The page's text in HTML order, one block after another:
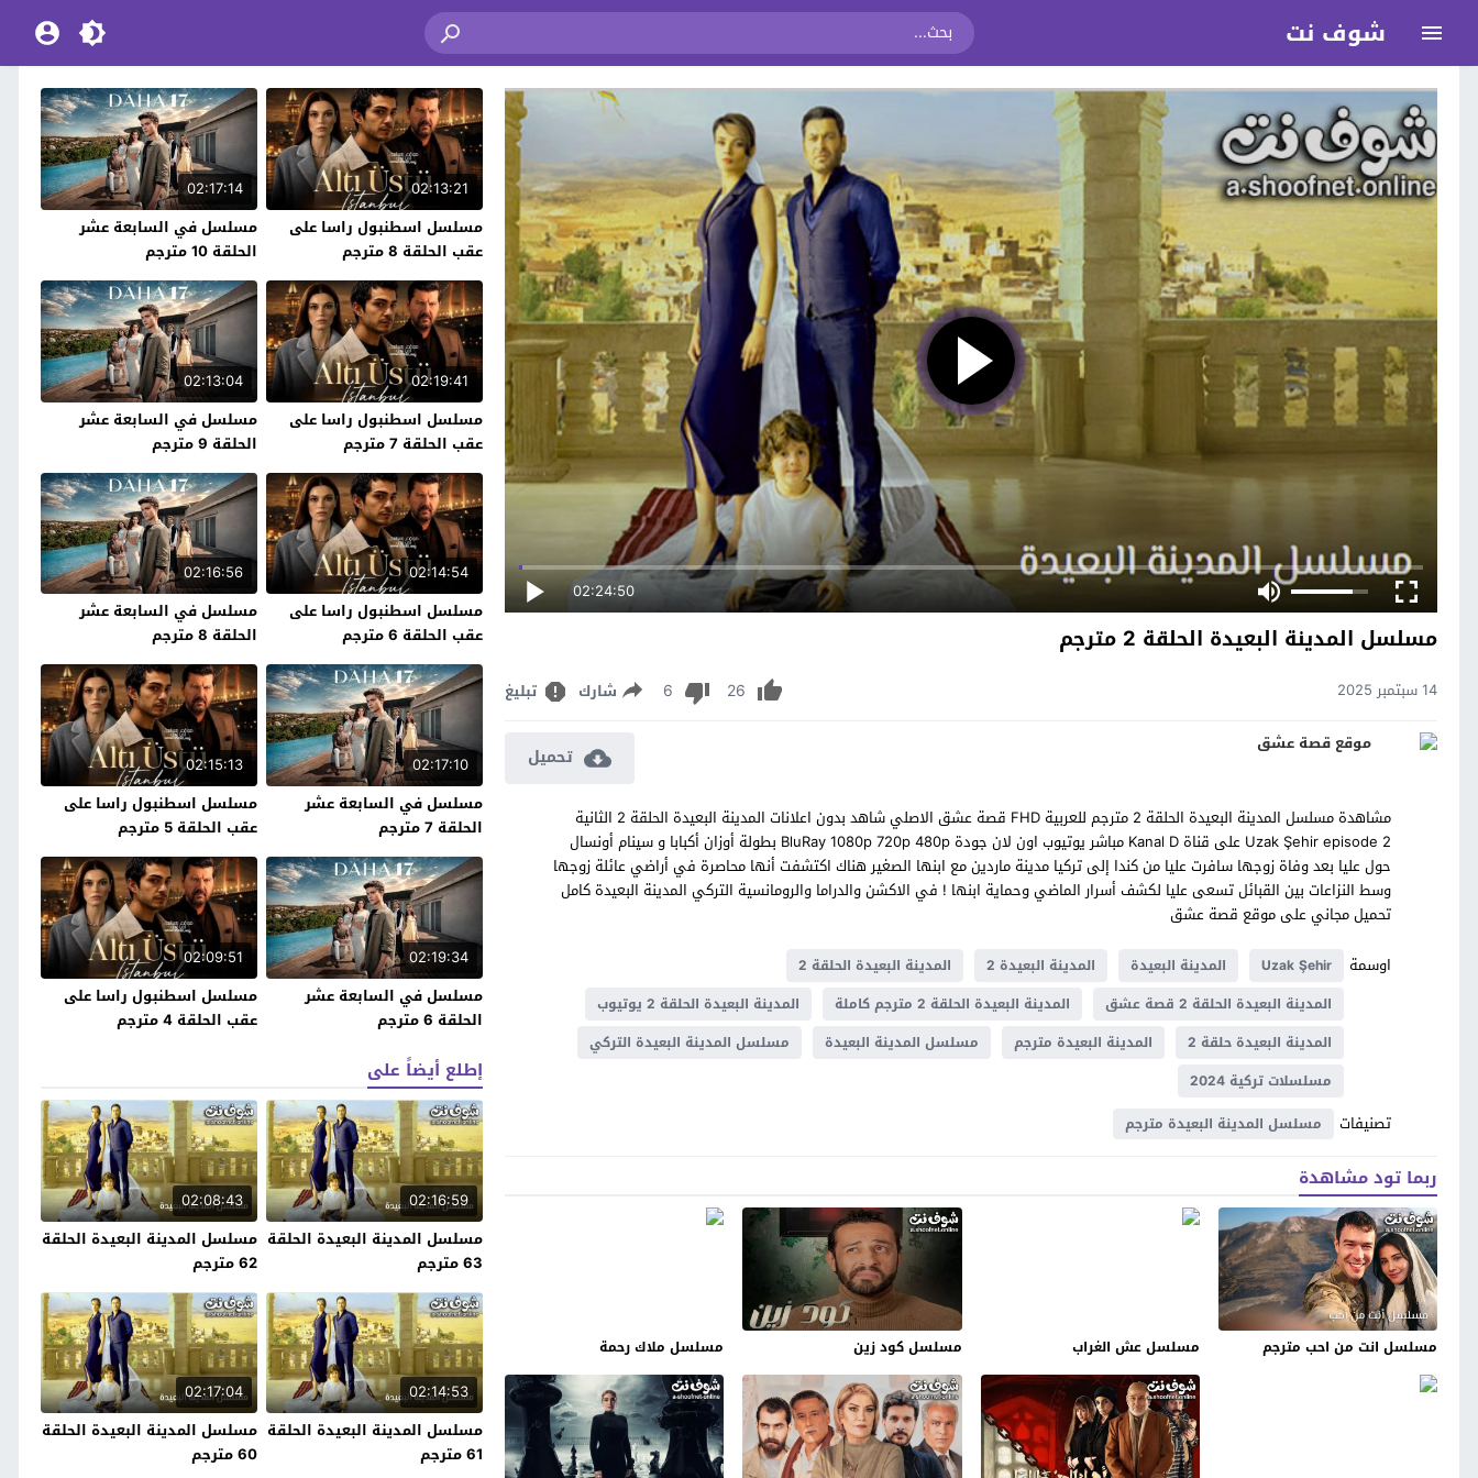
شوف نت
02:24:50
مسلسل المدينة البعيدة الحلقة 2 مترجم
14 سبتمبر 2025 26
6 شارك
تبليغ
موقع قصة عشق
تحميل
مشاهدة مسلسل المدينة البعيدة الحلقة 2 مترجم للعربية FHD قصة عشق الاصلي شاهد بدون اعلانات المدينة البعيدة الحلقة 2 الثانية
Uzak Şehir episode 2 على قناة Kanal D مباشر يوتيوب اون لان جودة BluRay 1080p 720p 480p بطولة أوزان أكبابا و سينام أونسال
حول عليا بعد وفاة زوجها سافرت عليا من كندا إلى تركيا مدينة ماردين مع ابنها الصغير هناك اكتشفت أنها محاصرة في أراضي عائلة زوجها
وسط النزاعات بين القبائل تسعى عليا لكشف أسرار الماضي وحماية ابنها ! في الاكشن والدراما والرومانسية التركي المدينة البعيدة كامل
تحميل مجاني على موقع قصة عشق
اوسمة
Uzak Şehir المدينة البعيدة المدينة البعيدة 2
المدينة البعيدة الحلقة 2
المدينة البعيدة الحلقة 2 قصة عشق
المدينة البعيدة الحلقة 2 مترجم كاملة
المدينة البعيدة الحلقة 2 يوتيوب
المدينة البعيدة حلقة 2
المدينة البعيدة مترجم مسلسل المدينة البعيدة
مسلسل المدينة البعيدة التركي
مسلسلات تركية 2024
تصنيفات مسلسل المدينة البعيدة مترجم
ربما تود مشاهدة
مسلسل انت من احب مترجم مسلسل عش الغراب مسلسل كود زين مسلسل ملاك رحمة
02:13:21
مسلسل اسطنبول راسا على
عقب الحلقة 8 مترجم
02:17:14
مسلسل في السابعة عشر
الحلقة 10 مترجم
02:19:41
مسلسل اسطنبول راسا على
عقب الحلقة 7 مترجم
02:13:04
مسلسل في السابعة عشر
الحلقة 9 مترجم
02:14:54
مسلسل اسطنبول راسا على
عقب الحلقة 6 مترجم
02:16:56
مسلسل في السابعة عشر
الحلقة 8 مترجم
02:17:10
مسلسل في السابعة عشر
الحلقة 7 مترجم
02:15:13
مسلسل اسطنبول راسا على
عقب الحلقة 5 مترجم
02:19:34
مسلسل في السابعة عشر
الحلقة 6 مترجم
02:09:51
مسلسل اسطنبول راسا على
عقب الحلقة 4 مترجم
إطلع أيضاً على
02:16:59
مسلسل المدينة البعيدة الحلقة
63 مترجم
02:08:43
مسلسل المدينة البعيدة الحلقة
62 مترجم
02:14:53
مسلسل المدينة البعيدة الحلقة
61 مترجم
02:17:04
مسلسل المدينة البعيدة الحلقة
60 مترجم